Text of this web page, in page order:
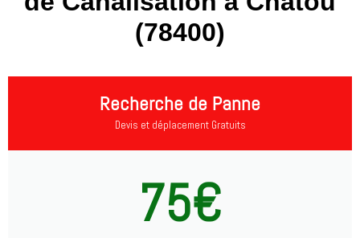
(78400)
Recherche de Panne
Devis et déplacement Gratuits
75€